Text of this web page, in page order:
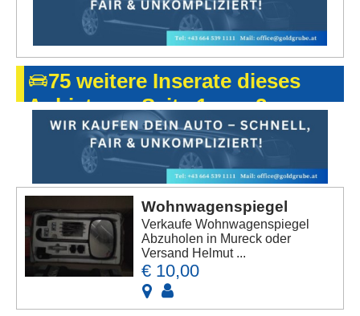
75 weitere Inserate dieses
Anbieters - Seite 1 von 2
Wohnwagenspiegel
Verkaufe Wohnwagenspiegel
Abzuholen in Mureck oder
Versand Helmut ...
€ 10,00